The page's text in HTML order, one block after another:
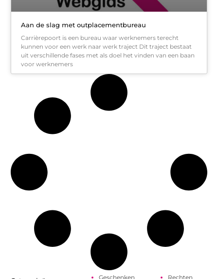
Aan de slag met outplacementbureau
Carrièrepoort is een bureau waar werknemers terecht
kunnen voor een werk naar werk traject Dit traject bestaat
uit verschillende fases met als doel het vinden van een baan
voor werknemers
Geschenken
Rechten